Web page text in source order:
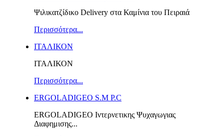
Ψιλικατζίδικο Delivery στα Καμίνια του Πειραιά
Περισσότερα...
ΙΤΑΛΙΚΟΝ
ΙΤΑΛΙΚΟΝ
Περισσότερα...
ERGOLADIGEO S.M P.C
ERGOLADIGEO Iντερνετικης Ψυχαγωγιας
Διαφημισης...